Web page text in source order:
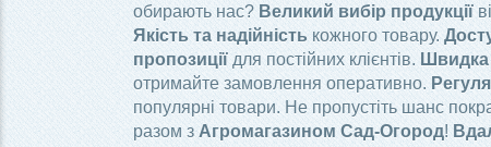
обирають нас? Великий вибір продукції
Якість та надійність кожного товару.
пропозиціїдля постійних клієнтів. Швидка
отримайте замовлення оперативно.
популярні товари. Не пропустіть шанс
разом зАгромагазином Сад-Огород!